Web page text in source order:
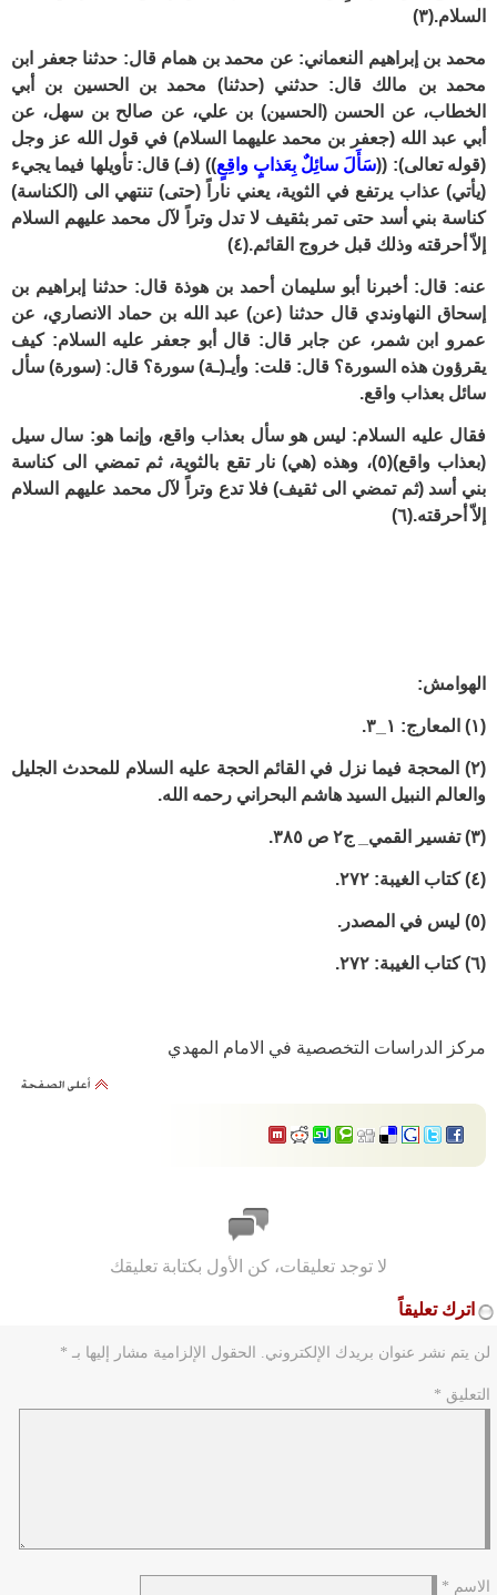
السلام.(٣)
محمد بن إبراهيم النعماني: عن محمد بن همام قال: حدثنا جعفر ابن
محمد بن مالك قال: حدثني (حدثنا) محمد بن الحسين بن أبي
الخطاب، عن الحسن (الحسين) بن علي، عن صالح بن سهل، عن
أبي عبد الله (جعفر بن محمد عليهما السلام) في قول الله عز وجل
(قوله تعالى): ((سَأَلَ سائِلٌ بِعَذابٍ واقِعٍ)) (فـ) قال: تأويلها فيما يجيء
(يأتي) عذاب يرتفع في الثوية، يعني ناراً (حتى) تنتهي الى (الكناسة)
كناسة بني أسد حتى تمر بثقيف لا تدل وتراً لآل محمد عليهم السلام
إلاّ أحرقته وذلك قبل خروج القائم.(٤)
عنه: قال: أخبرنا أبو سليمان أحمد بن هوذة قال: حدثنا إبراهيم بن
إسحاق النهاوندي قال حدثنا (عن) عبد الله بن حماد الانصاري، عن
عمرو ابن شمر، عن جابر قال: قال أبو جعفر عليه السلام: كيف
يقرؤون هذه السورة؟ قال: قلت: وأيـ(ـة) سورة؟ قال: (سورة) سأل
سائل بعذاب واقع.
فقال عليه السلام: ليس هو سأل بعذاب واقع، وإنما هو: سال سيل
(بعذاب واقع)(٥)
، وهذه (هي) نار تقع بالثوية، ثم تمضي الى كناسة
بني أسد (ثم تمضي الى ثقيف) فلا تدع وتراً لآل محمد عليهم السلام
إلاّ أحرقته.(٦)
الهوامش:
(١) المعارج: ١_٣.
(٢) المحجة فيما نزل في القائم الحجة عليه السلام للمحدث الجليل
والعالم النبيل السيد هاشم البحراني رحمه الله.
(٣) تفسير القمي_ ج٢ ص ٣٨٥.
(٤) كتاب الغيبة: ٢٧٢.
(٥) ليس في المصدر.
(٦) كتاب الغيبة: ٢٧٢.
مركز الدراسات التخصصية في الامام المهدي
لا توجد تعليقات، كن الأول بكتابة تعليقك
اترك تعليقاً
لن يتم نشر عنوان بريدك الإلكتروني. الحقول الإلزامية مشار إليها بـ *
التعليق *
الاسم *